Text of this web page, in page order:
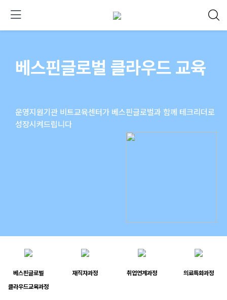
베스핀글로벌 클라우드 교육
운영지원기관 비트교육센터가 베스핀글로벌과 함께 테크리더로
성장시켜드립니다
베스핀글로벌
클라우드교육과정
재직자과정 취업연계과정 의료특화과정